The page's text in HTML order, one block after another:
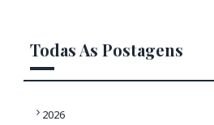
Todas As Postagens
2026